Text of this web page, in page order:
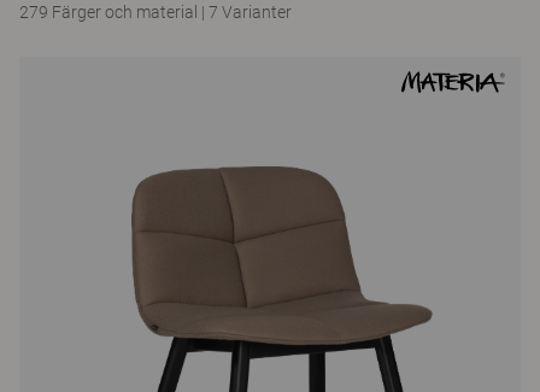
279 Färger och material | 7 Varianter